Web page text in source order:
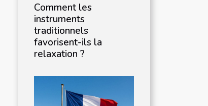
Comment les
instruments
traditionnels
favorisent-ils la
relaxation ?